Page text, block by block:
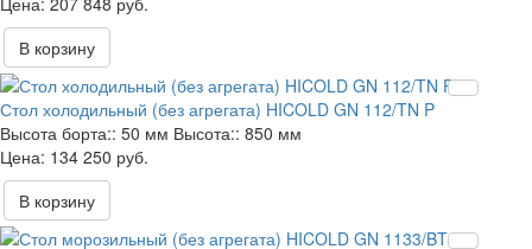
В корзину
Стол холодильный (без агрегата) HICOLD GN 112/TN P
Высота борта:: 50 мм Высота:: 850 мм
134 250 руб.
В корзину